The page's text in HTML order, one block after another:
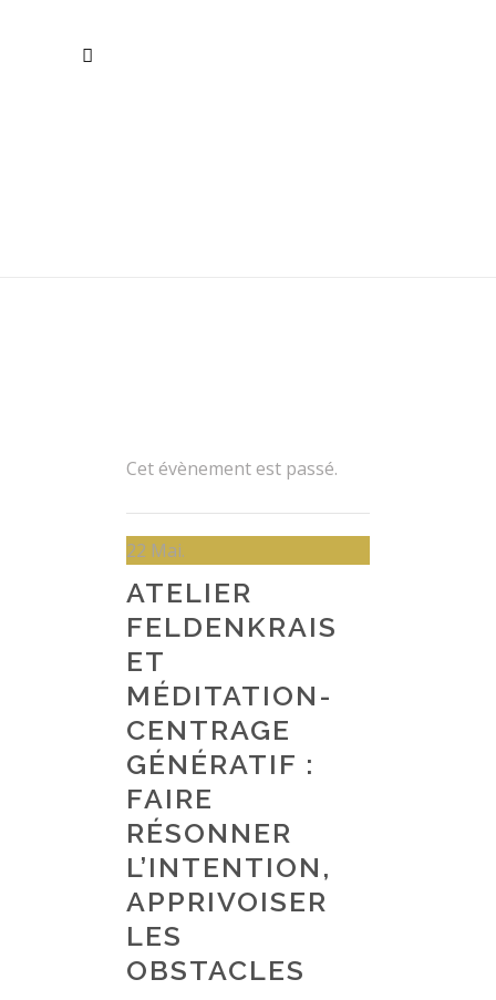
Cet évènement est passé.
22 Mai.
ATELIER
FELDENKRAIS
ET
MÉDITATION-
CENTRAGE
GÉNÉRATIF :
FAIRE
RÉSONNER
L’INTENTION,
APPRIVOISER
LES
OBSTACLES